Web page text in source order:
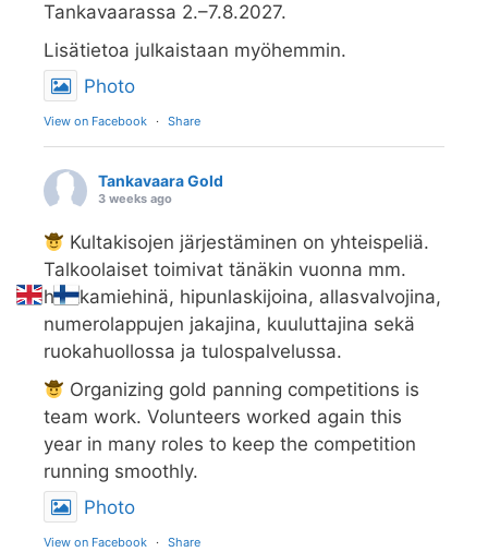
Tankavaarassa 2.–7.8.2027.
Lisätietoa julkaistaan myöhemmin.
Photo
View on Facebook · Share
Tankavaara Gold
3 weeks ago
Kultakisojen järjestäminen on yhteispeliä.
Talkoolaiset toimivat tänäkin vuonna mm.
hiekkamiehinä, hipunlaskijoina, allasvalvojina,
numerolappujen jakajina, kuuluttajina sekä
ruokahuollossa ja tulospalvelussa.
Organizing gold panning competitions is
team work. Volunteers worked again this
year in many roles to keep the competition
running smoothly.
Photo
View on Facebook · Share